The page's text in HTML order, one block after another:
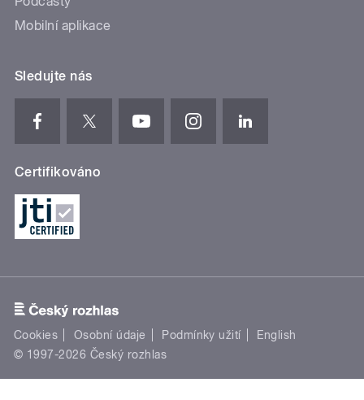
Mobilní aplikace
Sledujte nás
Certifikováno
Cookies Osobní údaje Podmínky užití
English
© 1997-2026 Český rozhlas